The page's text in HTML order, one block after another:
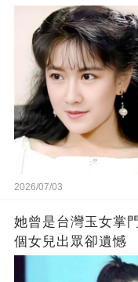
2026/07/03
她曾是台灣玉女掌
個女兒出眾卻遺憾